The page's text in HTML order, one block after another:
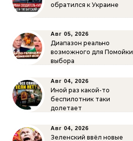
обратился к Украине
Авг 05, 2026
Диапазон реально
возможного для Помойки
выбора
Авг 04, 2026
Иной раз какой-то
беспилотник таки
долетает
Авг 04, 2026
Зеленский ввёл новые